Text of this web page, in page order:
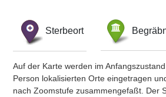
Sterbeort
Auf der Karte werden im
Person lokalisierten Orte eingetragen
nach Zoomstufe zusammengefaßt. Der